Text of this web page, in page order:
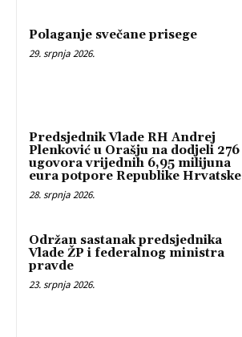
Polaganje svečane prisege
29. srpnja 2026.
Predsjednik Vlade RH Andrej
Plenković u Orašju na dodjeli 276
ugovora vrijednih 6,95 milijuna
eura potpore Republike Hrvatske
28. srpnja 2026.
Održan sastanak predsjednika
Vlade ŽP i federalnog ministra
pravde
23. srpnja 2026.